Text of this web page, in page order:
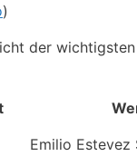
)
der
Emilio Estevez